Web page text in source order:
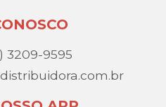
3209-9595